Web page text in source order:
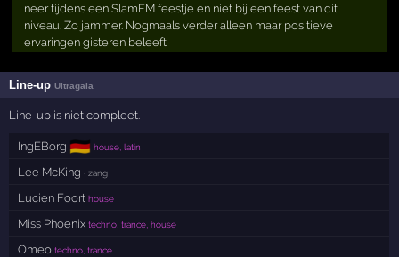
neer tijdens een SlamFM feestje en niet bij een feest van dit
niveau. Zo jammer. Nogmaals verder alleen maar positieve
ervaringen gisteren beleeft
Line-upUltragala
Line-up is niet compleet.
IngEBorg 🇩🇪 house, latin
Lee McKing · zang
Lucien Foort house
Miss Phoenix techno, trance, house
Omeo techno, trance